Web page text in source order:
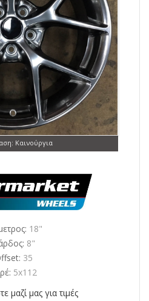
Καινούργια
18"
8"
35
5x112
μαζί μας για τιμές